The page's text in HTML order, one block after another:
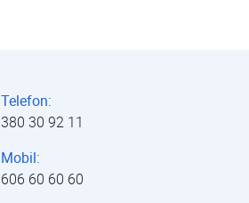
Telefon:
380 30 92 11
Mobil:
606 60 60 60